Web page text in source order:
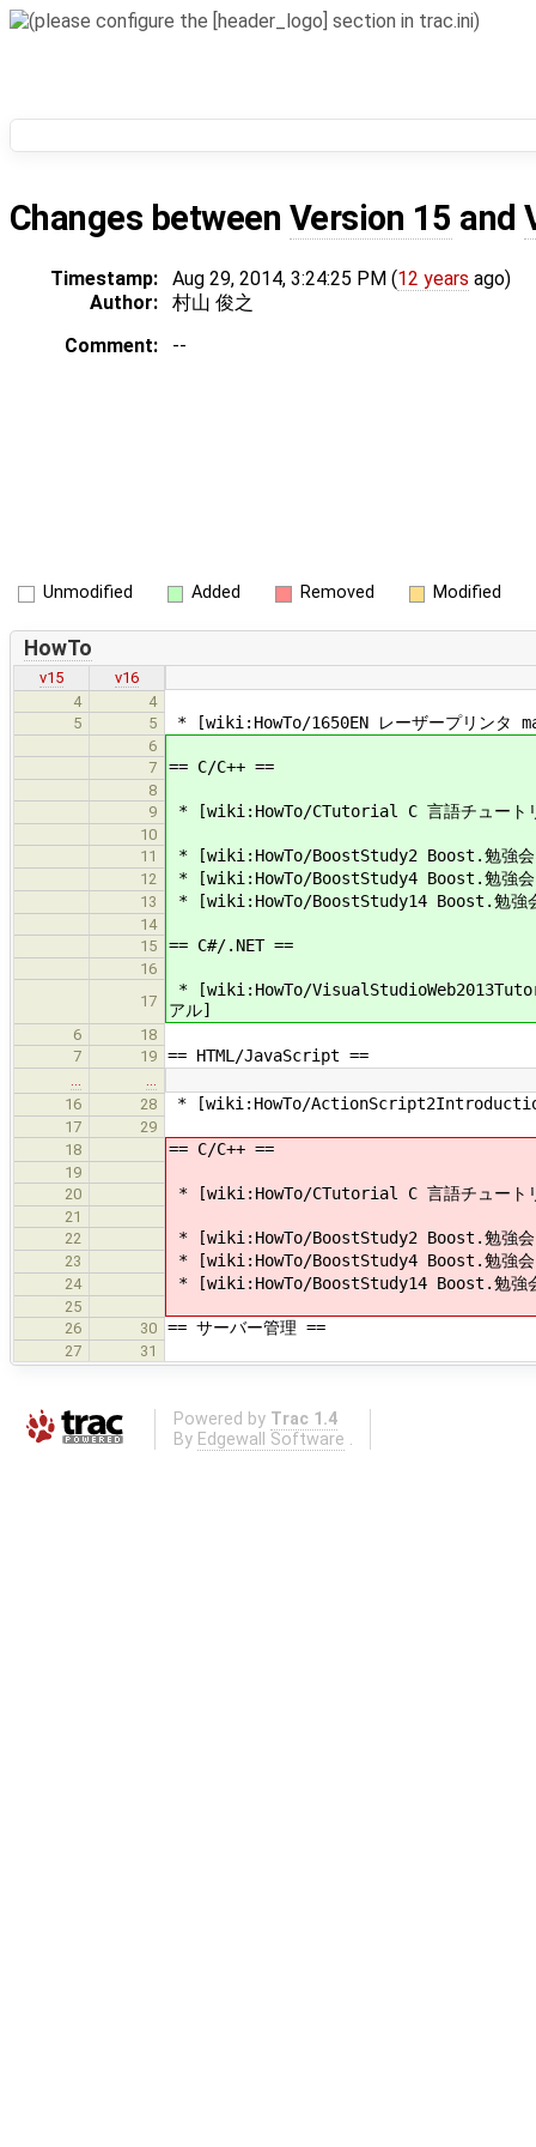
Changes between Version 15 and
Timestamp: Aug 29, 2014, 3:24:25 PM (12 years ago)
Author:
村山 俊之
Comment:
--
Unmodified Added Removed Modified
HowTo
v15
v16
4
4
5
5 * [wiki:HowTo/1650EN レーザープリンタ
6
7
== C/C++ ==
8
9
* [wiki:HowTo/CTutorial C 言語チュート
10
11
* [wiki:HowTo/BoostStudy2 Boost.勉強
12 * [wiki:HowTo/BoostStudy4 Boost.勉強
13 * [wiki:HowTo/BoostStudy14 Boost.勉強
14
15
== C#/.NET ==
16
17
* [wiki:HowTo/
アル]
6
18
7
19 == HTML/JavaScript ==
…
…
16
28 * [wiki:HowTo/
17
29
18
== C/C++ ==
19
20
* [wiki:HowTo/CTutorial C 言語チュート
21
22
* [wiki:HowTo/BoostStudy2 Boost.勉強
23 * [wiki:HowTo/BoostStudy4 Boost.勉強
24 * [wiki:HowTo/BoostStudy14 Boost.勉強
25
26
30 == サーバー管理 ==
27 31
Powered by Trac 1.4
By Edgewall Software .